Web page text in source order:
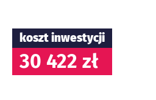
koszt inwestycji
30 422 zł